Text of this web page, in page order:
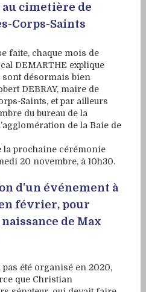
cimetière de
Corps-Saints
faite, chaque mois de
DEMARTHE explique
sont désormais bien
DEBRAY, maire de
Saints, et par ailleurs
du bureau de la
de la Baie de
la prochaine cérémonie
20 novembre, à 10h30.
d’un événement à
février, pour
de Max
pas été organisé en 2020,
que Christian